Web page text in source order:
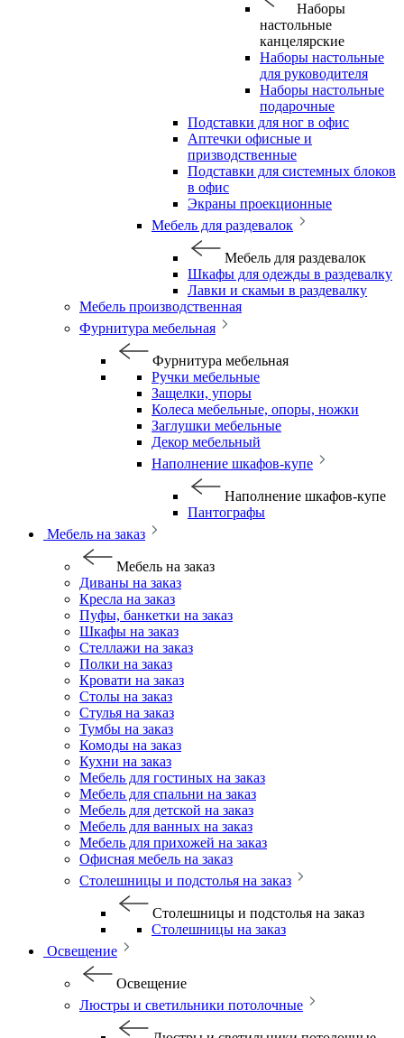
Наборы
настольные
канцелярские
Наборы настольные
для руководителя
Наборы настольные
подарочные
Подставки для ног в офис
Аптечки офисные и
призводственные
Подставки для системных блоков
в офис
Экраны проекционные
Мебель для раздевалок
Мебель для раздевалок
Шкафы для одежды в раздевалку
Лавки и скамьи в раздевалку
Мебель производственная
Фурнитура мебельная
Фурнитура мебельная
Ручки мебельные
Защелки, упоры
Колеса мебельные, опоры, ножки
Заглушки мебельные
Декор мебельный
Наполнение шкафов-купе
Наполнение шкафов-купе
Пантографы
Мебель на заказ
Мебель на заказ
Диваны на заказ
Кресла на заказ
Пуфы, банкетки на заказ
Шкафы на заказ
Стеллажи на заказ
Полки на заказ
Кровати на заказ
Столы на заказ
Стулья на заказ
Тумбы на заказ
Комоды на заказ
Кухни на заказ
Мебель для гостиных на заказ
Мебель для спальни на заказ
Мебель для детской на заказ
Мебель для ванных на заказ
Мебель для прихожей на заказ
Офисная мебель на заказ
Столешницы и подстолья на заказ
Столешницы и подстолья на заказ
Столешницы на заказ
Освещение
Освещение
Люстры и светильники потолочные